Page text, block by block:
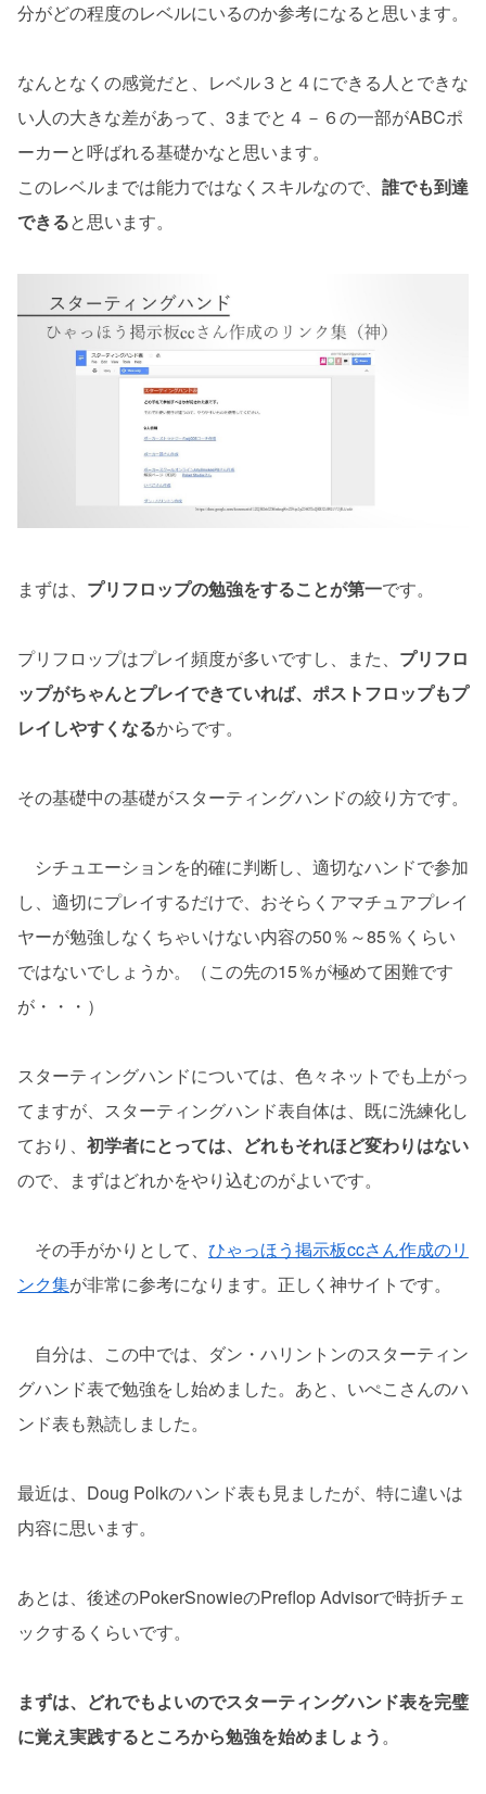
分がどの程度のレベルにいるのか参考になると思います。
なんとなくの感覚だと、レベル３と４にできる人とできな
い人の大きな差があって、3までと４－６の一部がABCポ
ーカーと呼ばれる基礎かなと思います。
このレベルまでは能力ではなくスキルなので、 誰でも到達
できると思います。
まずは、 プリフロップの勉強をすることが第一です。
プリフロップはプレイ頻度が多いですし、また、 プリフロ
ップがちゃんとプレイできていれば、ポストフロップもプ
レイしやすくなるからです。
その基礎中の基礎がスターティングハンドの絞り方です。
シチュエーションを的確に判断し、適切なハンドで参加
し、適切にプレイするだけで、おそらくアマチュアプレイ
ヤーが勉強しなくちゃいけない内容の50％～85％くらい
ではないでしょうか。（この先の15％が極めて困難です
が・・・）
スターティングハンドについては、色々ネットでも上がっ
てますが、スターティングハンド表自体は、既に洗練化し
ており、 初学者にとっては、どれもそれほど変わりはない
ので、まずはどれかをやり込むのがよいです。
その手がかりとして、 ひゃっほう掲示板ccさん作成のリ
ンク集が非常に参考になります。正しく神サイトです。
自分は、この中では、ダン・ハリントンのスターティン
グハンド表で勉強をし始めました。あと、いぺこさんのハ
ンド表も熟読しました。
最近は、Doug Polkのハンド表も見ましたが、特に違いは
内容に思います。
あとは、後述のPokerSnowieのPreflop Advisorで時折チェ
ックするくらいです。
まずは、どれでもよいのでスターティングハンド表を完璧
に覚え実践するところから勉強を始めましょう。